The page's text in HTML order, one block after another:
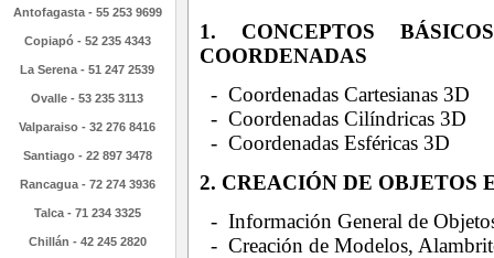
Antofagasta - 55 253 9699
Copiapó - 52 235 4343
La Serena - 51 247 2539
Ovalle - 53 235 3113
Valparaiso - 32 276 8416
Santiago - 22 897 3478
Rancagua - 72 274 3936
Talca - 71 234 3325
Chillán - 42 245 2820
1. CONCEPTOS
COORDENADAS
- Coordenadas Cartesianas 3D
- Coordenadas Cilíndricas 3D
- Coordenadas Esféricas 3D
2. CREACIÓN DE OBJETOS
- Información General de
- Creación de Modelos,